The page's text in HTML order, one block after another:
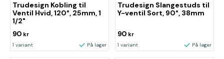
Trudesign Kobling til
Ventil Hvid, 120°, 25mm, 1
1/2"
90 kr
1 variant På lager
Trudesign Slangestuds til
Y-ventil Sort, 90°, 38mm
90 kr
1 variant På lager